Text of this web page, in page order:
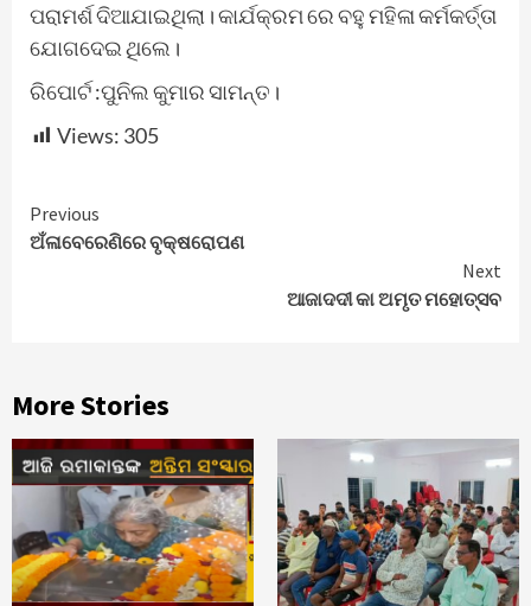
ପରାମର୍ଶ ଦିଆଯାଇଥିଲା। କାର୍ଯକ୍ରମ ରେ ବହୁ ମହିଳା କର୍ମକର୍ତ୍ତା
ଯୋଗଦେଇ ଥିଲେ।
ରିପୋର୍ଟ :ପୁନିଲ କୁମାର ସାମନ୍ତ।
Views: 305
Continue
Reading
Previous
ଅଁଳାବେରେଣିରେ ବୃକ୍ଷରୋପଣ
Next
ଆଜାଦଦୀ କା ଅମୃତ ମହୋତ୍ସବ
More Stories